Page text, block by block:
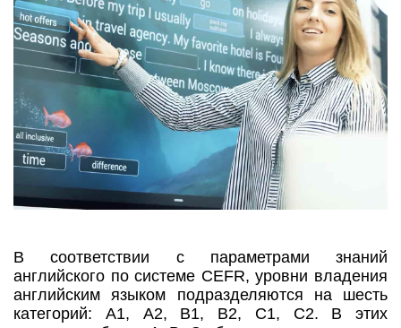
В соответствии с параметрами знаний
английского по системе CEFR, уровни владения
английским языком подразделяются на шесть
категорий: А1, А2, В1, В2, С1, С2. В этих